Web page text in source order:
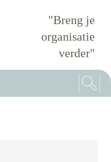
"Breng je
organisatie
verder"